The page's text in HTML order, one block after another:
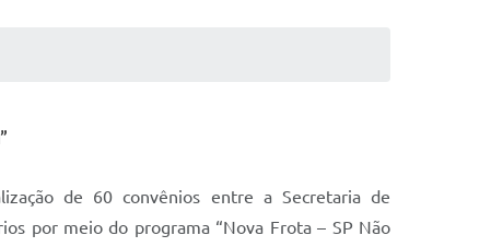
de 60 convênios entre a Secretaria de
por meio do programa “Nova Frota – SP Não